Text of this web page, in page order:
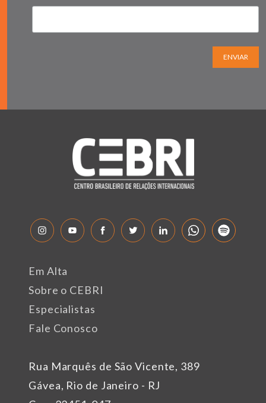
ENVIAR
Rua Marquês de São Vicente, 389
Gávea, Rio de Janeiro - RJ
Em Alta
Sobre o CEBRI
Especialistas
Fale Conosco